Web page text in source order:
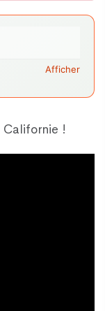
Afficher
Californie !